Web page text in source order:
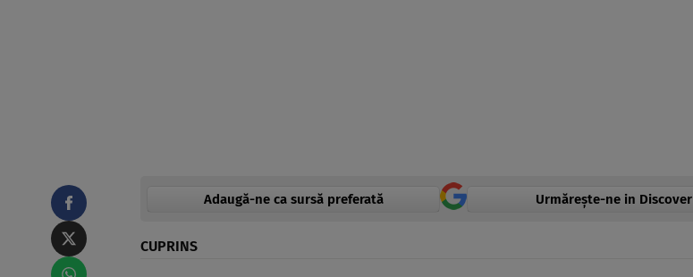
Adaugă-ne ca sursă preferată Urmărește-ne in Discover
CUPRINS